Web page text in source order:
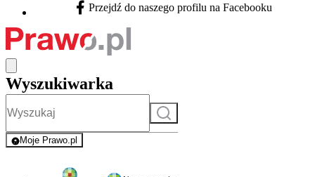
Facebook - otwiera się w nowej karcie
Przejdź do naszego profilu na Facebooku
Wyszukiwarka
Szukaj
Moje Prawo.pl
- rejestracja i logowanie do serwisu